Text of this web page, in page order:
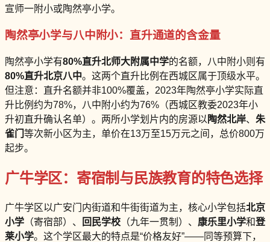
宣师一附小或陶然亭小学。
陶然亭小学与八中附小：直升通道的含金量
陶然亭小学有80%直升北师大附属中学的名额，八中附小则有
80%直升北京八中。这两个直升比例在西城区属于顶级水平。
但注意：直升名额并非100%覆盖，2023年陶然亭小学实际直
升比例约为78%，八中附小约为76%（西城区教委2023年小
升初直升确认名单）。两所小学划片内的房源以 陶然北岸、 朱
雀门 等次新小区为主，单价在13万至15万元之间，总价800万
起步。
广牛学区：寄宿制与民族教育的特色选择
广牛学区以广安门内街道和牛街街道为主，核心小学包括北京
小学 （寄宿部）、 回民学校 （九年一贯制）、 康乐里小学和登
莱小学。这个学区最大的特点是“价格友好”——同等预算下，